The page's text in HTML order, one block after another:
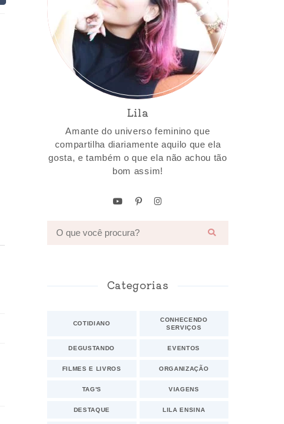
Lila
Amante do universo feminino que
compartilha diariamente aquilo que ela
gosta, e também o que ela não achou tão
bom assim!
Categorias
COTIDIANO
CONHECENDO
SERVIÇOS
DEGUSTANDO EVENTOS
FILMES E LIVROS ORGANIZAÇÃO
TAG'S VIAGENS
DESTAQUE LILA ENSINA